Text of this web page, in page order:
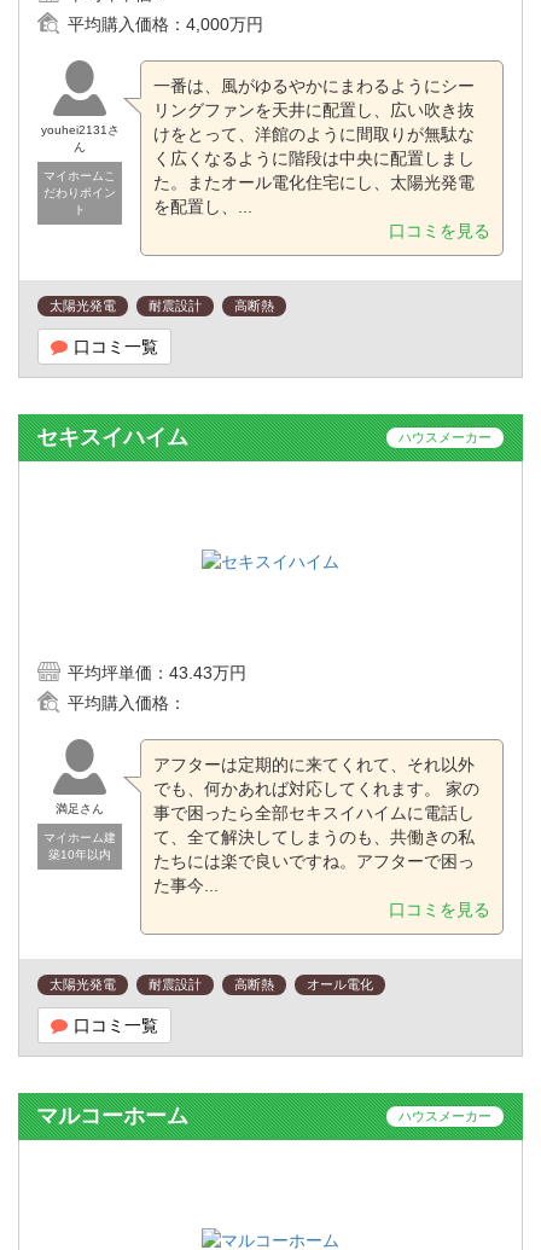
平均購入価格： 4,000万円
youhei2131さ
ん
マイホームこ
だわりポイン
ト
一番は、風がゆるやかにまわるようにシー
リングファンを天井に配置し、広い吹き抜
けをとって、洋館のように間取りが無駄な
く広くなるように階段は中央に配置しまし
た。またオール電化住宅にし、太陽光発電
を配置し、...
口コミを見る
太陽光発電 耐震設計 高断熱
口コミ一覧
セキスイハイム ハウスメーカー
平均坪単価： 43.43万円
平均購入価格：
満足さん
マイホーム建
築10年以内
アフターは定期的に来てくれて、それ以外
でも、何かあれば対応してくれます。 家の
事で困ったら全部セキスイハイムに電話し
て、全て解決してしまうのも、共働きの私
たちには楽で良いですね。アフターで困っ
た事今...
口コミを見る
太陽光発電 耐震設計 高断熱 オール電化
口コミ一覧
マルコーホーム ハウスメーカー